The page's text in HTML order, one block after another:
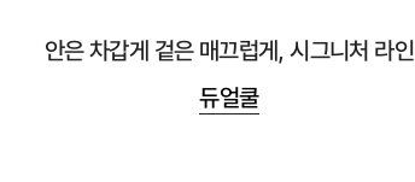
안은 차갑게 겉은 매끄럽게, 시그니처 라인
듀얼쿨